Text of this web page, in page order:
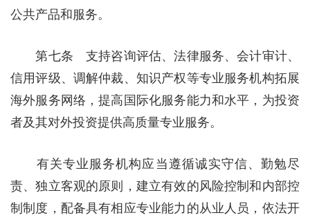
公共产品和服务。
第七条 支持咨询评估、法律服务、会计审计、
信用评级、调解仲裁、知识产权等专业服务机构拓展
海外服务网络，提高国际化服务能力和水平，为投资
者及其对外投资提供高质量专业服务。
有关专业服务机构应当遵循诚实守信、勤勉尽
责、独立客观的原则，建立有效的风险控制和内部控
制制度，配备具有相应专业能力的从业人员，依法开